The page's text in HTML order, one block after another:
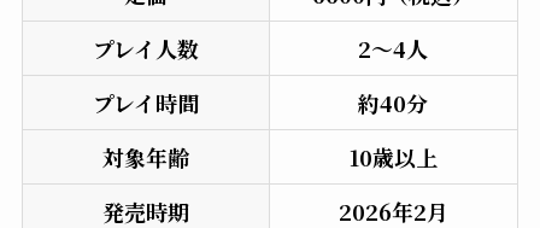
プレイ人数
2～4人
プレイ時間
約40分
対象年齢
10歳以上
発売時期
2026年2月